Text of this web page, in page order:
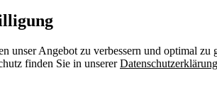
unser Angebot zu verbessern und optimal
finden Sie in unsererDatenschutzerklärung